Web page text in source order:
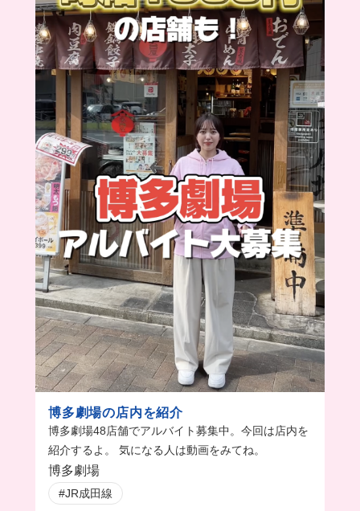
博多劇場の店内を紹介
博多劇場48店舗でアルバイト募集中。今回は店内を
紹介するよ。 気になる人は動画をみてね。
博多劇場
#JR成田線